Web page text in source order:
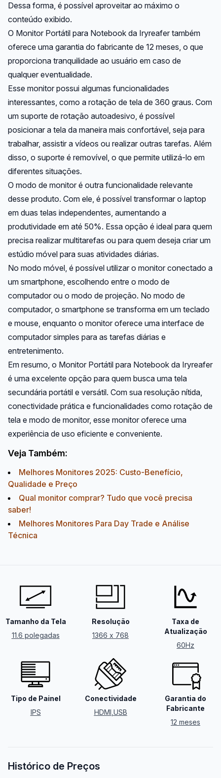
Dessa forma, é possível aproveitar ao máximo o
conteúdo exibido.
O Monitor Portátil para Notebook da Iryreafer também
oferece uma garantia do fabricante de 12 meses, o que
proporciona tranquilidade ao usuário em caso de
qualquer eventualidade.
Esse monitor possui algumas funcionalidades
interessantes, como a rotação de tela de 360 graus. Com
um suporte de rotação autoadesivo, é possível
posicionar a tela da maneira mais confortável, seja para
trabalhar, assistir a vídeos ou realizar outras tarefas. Além
disso, o suporte é removível, o que permite utilizá-lo em
diferentes situações.
O modo de monitor é outra funcionalidade relevante
desse produto. Com ele, é possível transformar o laptop
em duas telas independentes, aumentando a
produtividade em até 50%. Essa opção é ideal para quem
precisa realizar multitarefas ou para quem deseja criar um
estúdio móvel para suas atividades diárias.
No modo móvel, é possível utilizar o monitor conectado a
um smartphone, escolhendo entre o modo de
computador ou o modo de projeção. No modo de
computador, o smartphone se transforma em um teclado
e mouse, enquanto o monitor oferece uma interface de
computador simples para as tarefas diárias e
entretenimento.
Em resumo, o Monitor Portátil para Notebook da Iryreafer
é uma excelente opção para quem busca uma tela
secundária portátil e versátil. Com sua resolução nítida,
conectividade prática e funcionalidades como rotação de
tela e modo de monitor, esse monitor oferece uma
experiência de uso eficiente e conveniente.
Veja Também:
Melhores Monitores 2025: Custo-Benefício,
Qualidade e Preço
Qual monitor comprar? Tudo que você precisa
saber!
Melhores Monitores Para Day Trade e Análise
Técnica
Tamanho da Tela
11.6 polegadas
Resolução
1366 x 768
Taxa de
Atualização
60Hz
Tipo de Painel
IPS
Conectividade
HDMI USB
Garantia do
Fabricante
12 meses
Histórico de Preços